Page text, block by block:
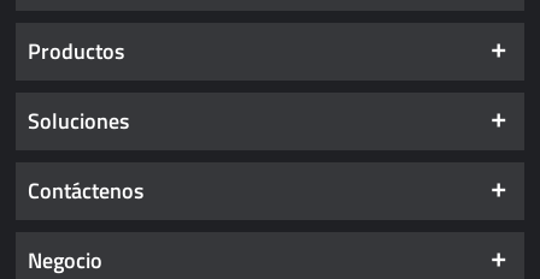
Productos
Soluciones
Contáctenos
Negocio